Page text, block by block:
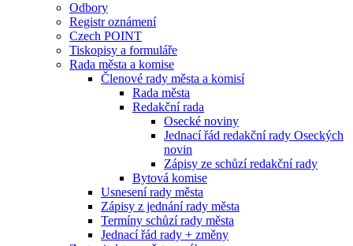
Odbory
Registr oznámení
Czech POINT
Tiskopisy a formuláře
Rada města a komise
Členové rady města a komisí
Rada města
Redakční rada
Osecké noviny
Jednací řád redakční rady Oseckých
novin
Zápisy ze schůzí redakční rady
Bytová komise
Usnesení rady města
Zápisy z jednání rady města
Termíny schůzí rady města
Jednací řád rady + změny